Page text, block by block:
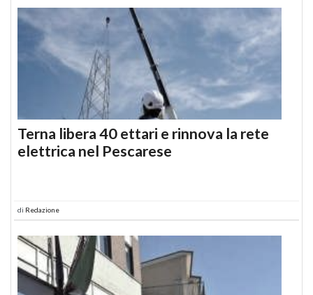
Terna libera 40 ettari e rinnova la rete
elettrica nel Pescarese
di Redazione